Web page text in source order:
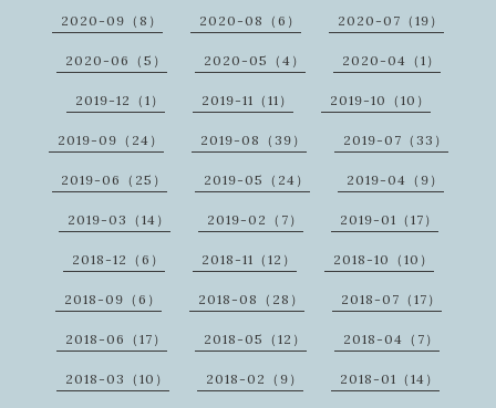
2020-09（8） 2020-08（6） 2020-07（19）
2020-06（5） 2020-05（4） 2020-04（1）
2019-12（1） 2019-11（11） 2019-10（10）
2019-09（24） 2019-08（39） 2019-07（33）
2019-06（25） 2019-05（24） 2019-04（9）
2019-03（14） 2019-02（7） 2019-01（17）
2018-12（6） 2018-11（12） 2018-10（10）
2018-09（6） 2018-08（28） 2018-07（17）
2018-06（17） 2018-05（12） 2018-04（7）
2018-03（10） 2018-02（9） 2018-01（14）